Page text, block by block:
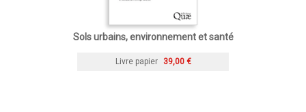
Sols urbains, environnement et santé
Livre papier 39,00 €